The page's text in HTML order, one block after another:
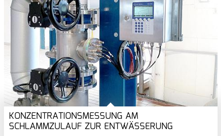
KONZENTRATIONSMESSUNG AM
SCHLAMMZULAUF ZUR ENTWÄSSERUNG